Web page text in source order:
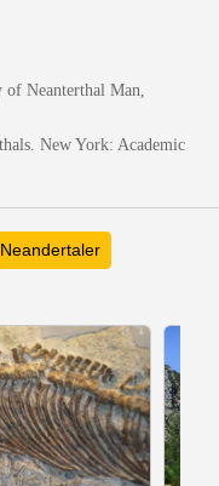
of Neanterthal Man,
New York: Academic
Neandertaler